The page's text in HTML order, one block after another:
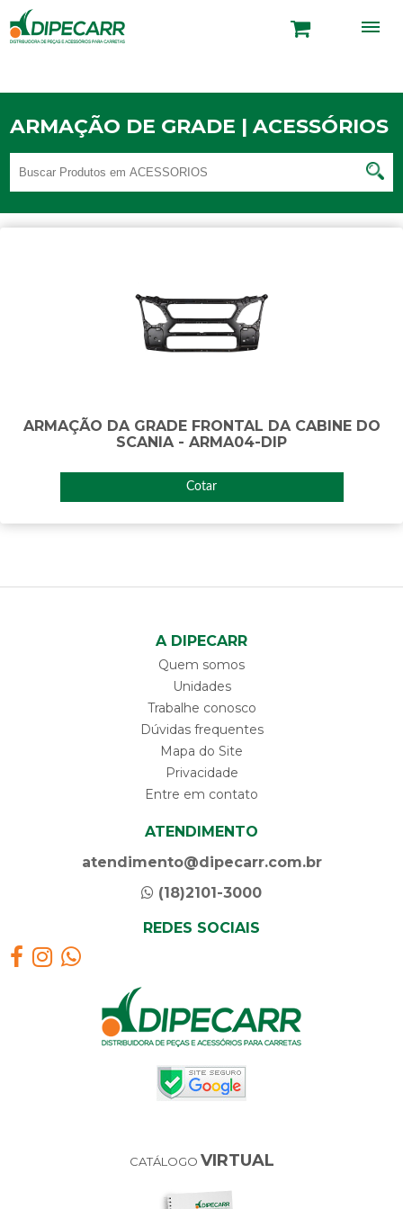
ARMAÇÃO DE GRADE | ACESSÓRIOS
ARMAÇÃO DA GRADE FRONTAL DA CABINE DO
SCANIA - ARMA04-DIP
Cotar
A DIPECARR
Quem somos
Unidades
Trabalhe conosco
Dúvidas frequentes
Mapa do Site
Privacidade
Entre em contato
ATENDIMENTO
atendimento@dipecarr.com.br
(18)2101-3000
REDES SOCIAIS
CATÁLOGO VIRTUAL